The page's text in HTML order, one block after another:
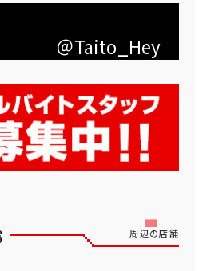
＠Taito_Hey
周辺の店舗